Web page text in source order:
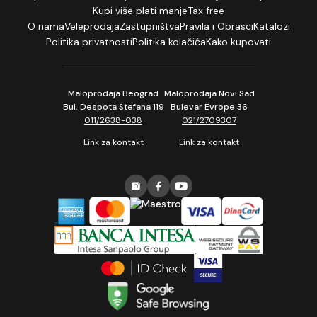
Kupi više plati manjeTax free
O namaVeleprodajaZastupništvaPravila i ObrasciKatalozi
Politika privatnostiPolitika kolačićaKako kupovati
Maloprodaja Beograd
Bul. Despota Stefana 119
011/2638-038
Link za kontakt
Maloprodaja Novi Sad
Bulevar Evrope 36
021/2709307
Link za kontakt